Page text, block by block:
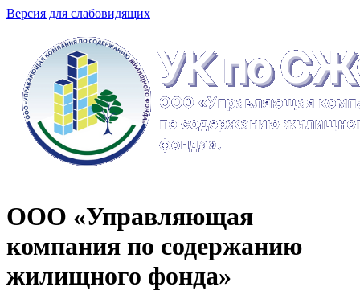
Версия для слабовидящих
ООО «Управляющая
компания по содержанию
жилищного фонда»